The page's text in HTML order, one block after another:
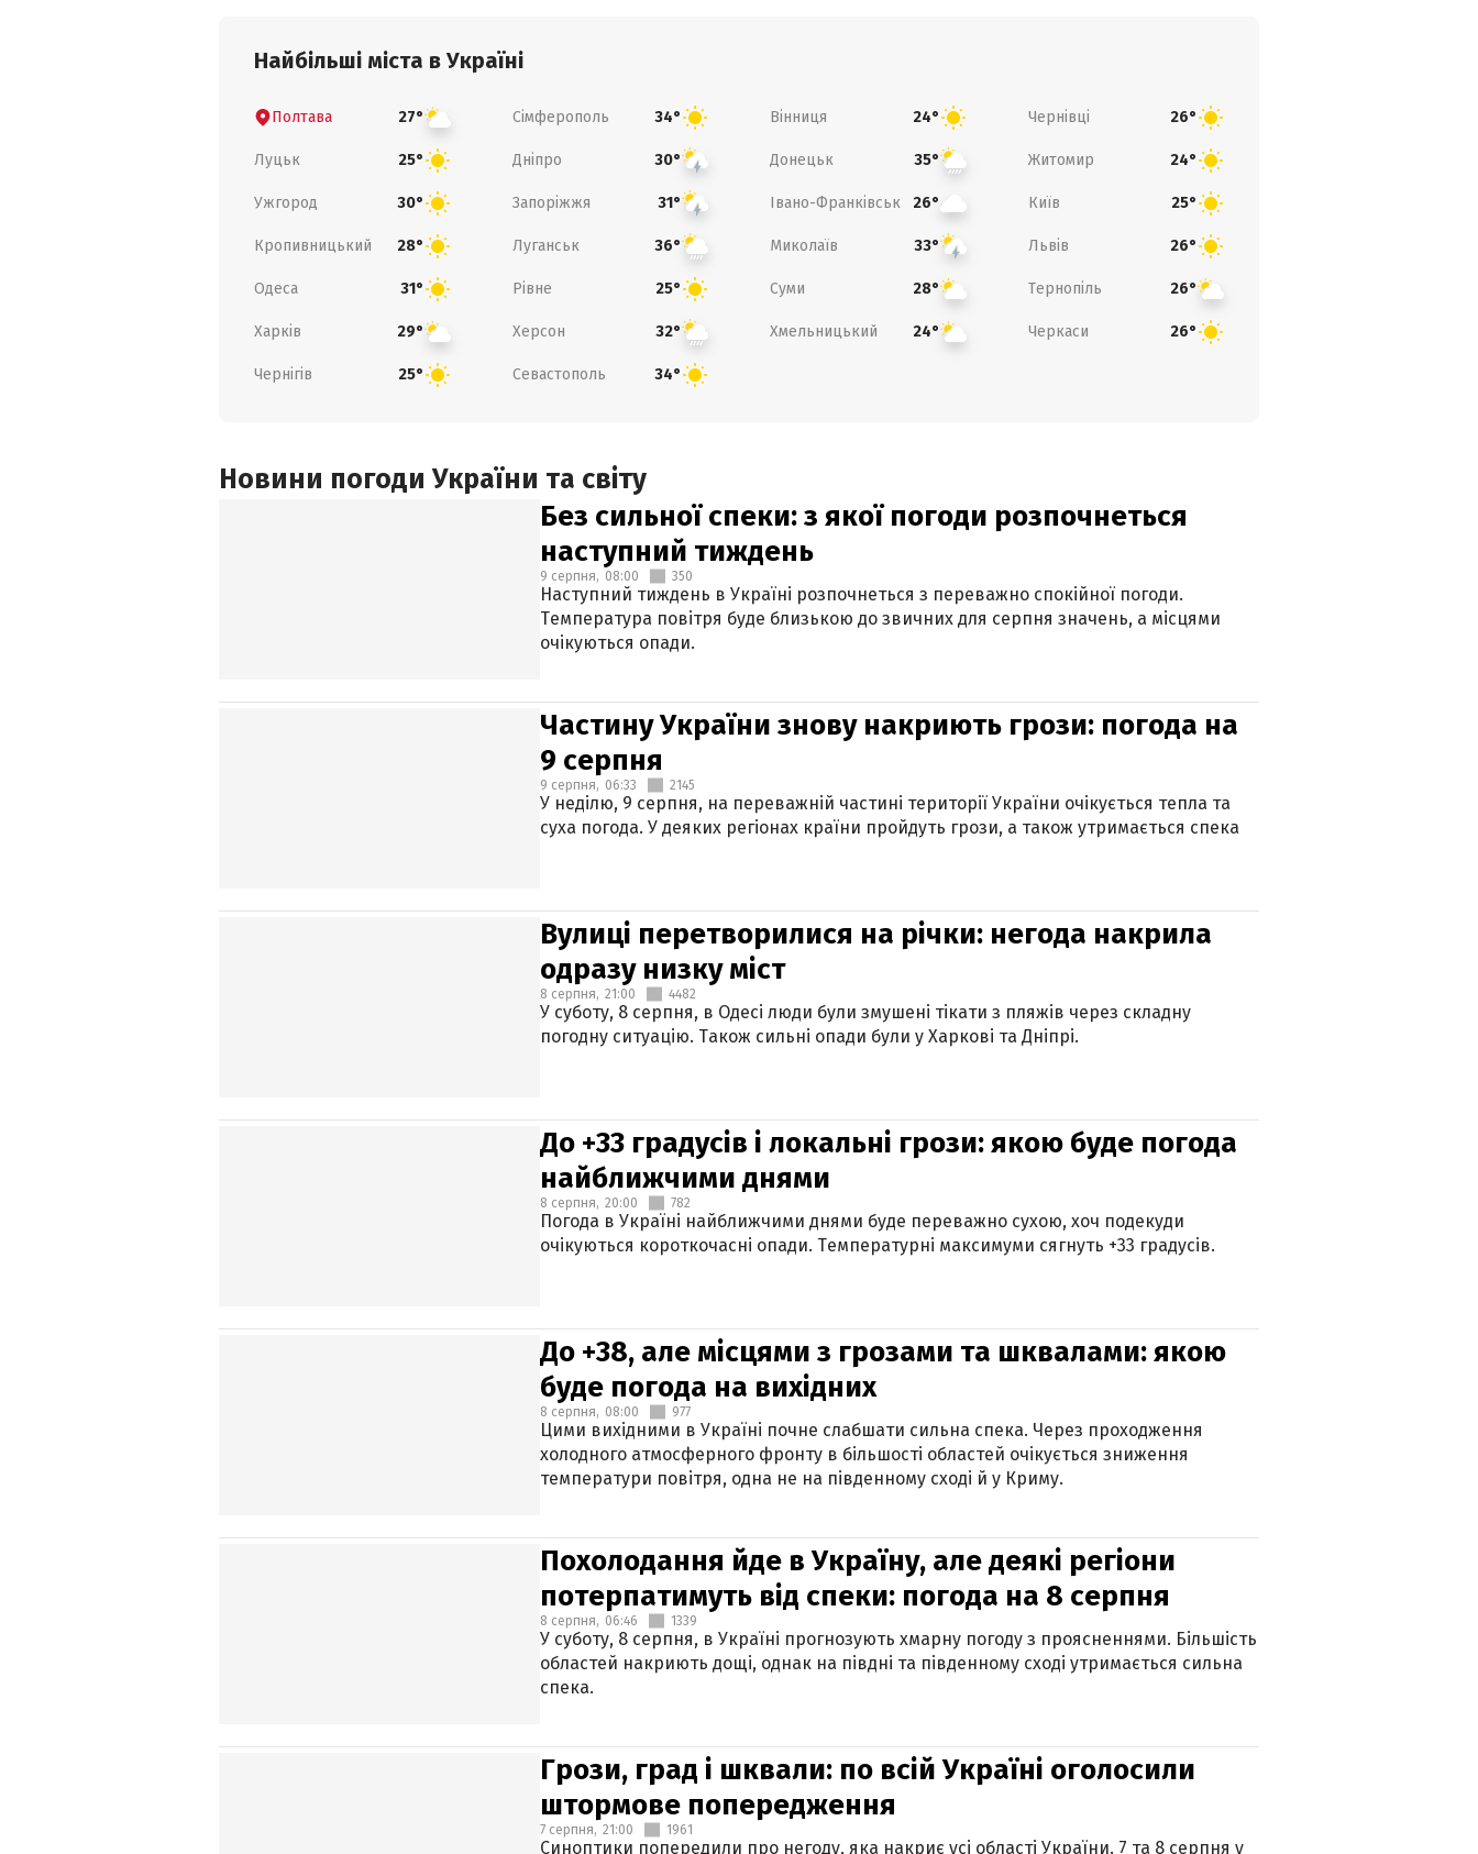
Найбільші міста в Україні
Полтава 27° Сімферополь 34° Вінниця 24° Чернівці 26°
Луцьк 25° Дніпро 30° Донецьк 35° Житомир 24°
Ужгород 30° Запоріжжя 31° Івано-Франківськ 26° Київ 25°
Кропивницький 28° Луганськ 36° Миколаїв 33° Львів 26°
Одеса 31° Рівне 25° Суми 28° Тернопіль 26°
Харків 29° Херсон 32° Хмельницький 24° Черкаси 26°
Чернігів 25° Севастополь 34°
Новини погоди України та світу
Без сильної спеки: з якої погоди розпочнеться
наступний тиждень
9 серпня, 08:00 350
Наступний тиждень в Україні розпочнеться з переважно спокійної погоди.
Температура повітря буде близькою до звичних для серпня значень, а місцями
очікуються опади.
Частину України знову накриють грози: погода на
9 серпня
9 серпня, 06:33 2145
У неділю, 9 серпня, на переважній частині території України очікується тепла та
суха погода. У деяких регіонах країни пройдуть грози, а також утримається спека
Вулиці перетворилися на річки: негода накрила
одразу низку міст
8 серпня, 21:00 4482
У суботу, 8 серпня, в Одесі люди були змушені тікати з пляжів через складну
погодну ситуацію. Також сильні опади були у Харкові та Дніпрі.
До +33 градусів і локальні грози: якою буде погода
найближчими днями
8 серпня, 20:00 782
Погода в Україні найближчими днями буде переважно сухою, хоч подекуди
очікуються короткочасні опади. Температурні максимуми сягнуть +33 градусів.
До +38, але місцями з грозами та шквалами: якою
буде погода на вихідних
8 серпня, 08:00 977
Цими вихідними в Україні почне слабшати сильна спека. Через проходження
холодного атмосферного фронту в більшості областей очікується зниження
температури повітря, одна не на південному сході й у Криму.
Похолодання йде в Україну, але деякі регіони
потерпатимуть від спеки: погода на 8 серпня
8 серпня, 06:46 1339
У суботу, 8 серпня, в Україні прогнозують хмарну погоду з проясненнями. Більшість
областей накриють дощі, однак на півдні та південному сході утримається сильна
спека.
Грози, град і шквали: по всій Україні оголосили
штормове попередження
7 серпня, 21:00 1961
Синоптики попередили про негоду, яка накриє усі області України. 7 та 8 серпня у